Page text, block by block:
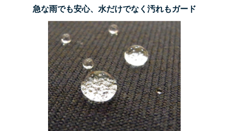
急な雨でも安心、水だけでなく汚れもガード